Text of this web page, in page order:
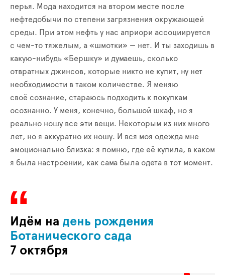
перья. Мода находится на втором месте после
нефтедобычи по степени загрязнения окружающей
среды. При этом нефть у нас априори ассоциируется
с чем-то тяжелым, а «шмотки» — нет. И ты заходишь в
какую-нибудь «Бершку» и думаешь, сколько
отвратных джинсов, которые никто не купит, ну нет
необходимости в таком количестве. Я меняю
своё сознание, стараюсь подходить к покупкам
осознанно. У меня, конечно, большой шкаф, но я
реально ношу все эти вещи. Некоторым из них много
лет, но я аккуратно их ношу. И вся моя одежда мне
эмоционально близка: я помню, где её купила, в каком
я была настроении, как сама была одета в тот момент.
Идём на день рождения
Ботанического сада
7 октября